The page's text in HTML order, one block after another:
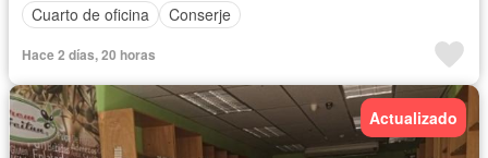
Cuarto de oficina
Conserje
Hace 2 días, 20 horas
Actualizado